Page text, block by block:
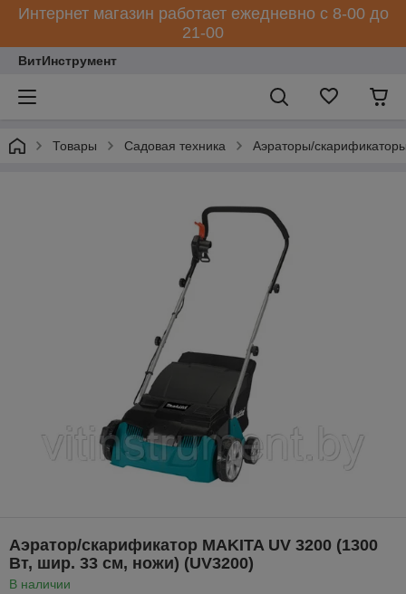
Интернет магазин работает ежедневно с 8-00 до
21-00
ВитИнструмент
Товары Садовая техника Аэраторы/
Аэратор/скарификатор MAKITA UV 3200 (1300
Вт, шир. 33 см, ножи) (UV3200)
В наличии